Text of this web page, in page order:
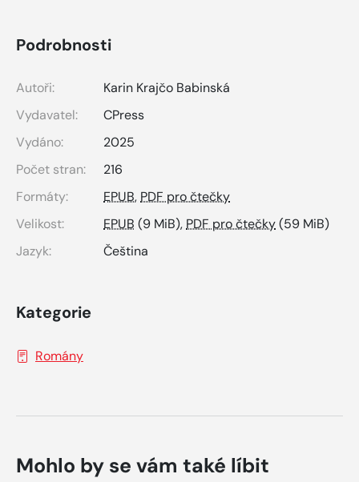
Podrobnosti
Autoři:
Karin Krajčo Babinská
Vydavatel:
CPress
Vydáno:
2025
Počet stran:
216
Formáty:
EPUB, PDF pro čtečky
Velikost:
EPUB (9 MiB), PDF pro čtečky(59 MiB)
Jazyk:
Čeština
Kategorie
Romány
Mohlo by se vám také líbit